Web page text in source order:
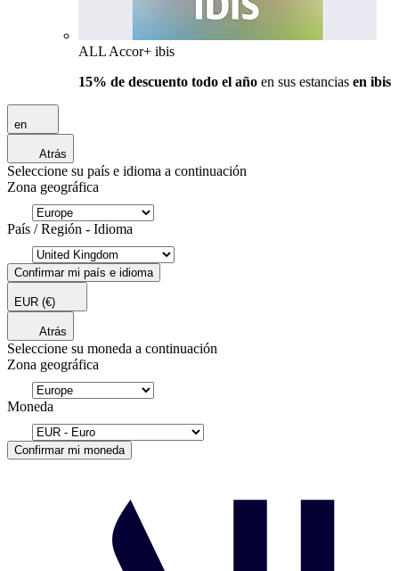
ALL Accor+ ibis
15% de descuento todo el año en sus estancias en ibis
en
Atrás
Seleccione su país e idioma a continuación
Zona geográfica
País / Región - Idioma
Confirmar mi país e idioma
EUR (€)
Atrás
Seleccione su moneda a continuación
Zona geográfica
Moneda
Confirmar mi moneda